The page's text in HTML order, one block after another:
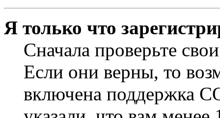
Я только что
Сначала проверьте
Если они верны, то
включена поддержка